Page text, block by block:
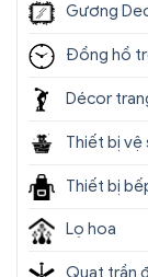
Đèn Tường
Địa chỉ nào
Gương
Đồng hồ
Décor
Thiết bị vệ
Thiết bị
Lọ hoa
Quạt trần